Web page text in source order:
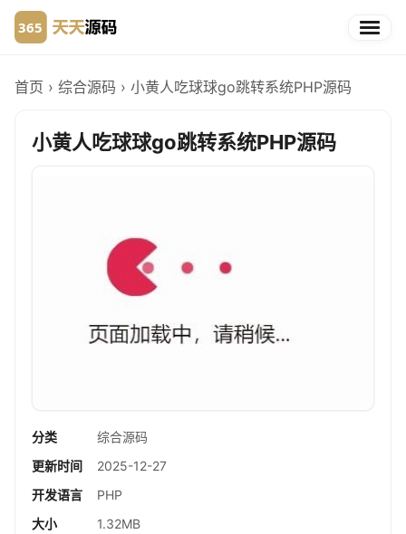
首页 › 综合源码 › 小黄人吃球球go跳转系统PHP源码
小黄人吃球球go跳转系统PHP源码
分类
综合源码
更新时间
2025-12-27
开发语言
PHP
大小
1.32MB